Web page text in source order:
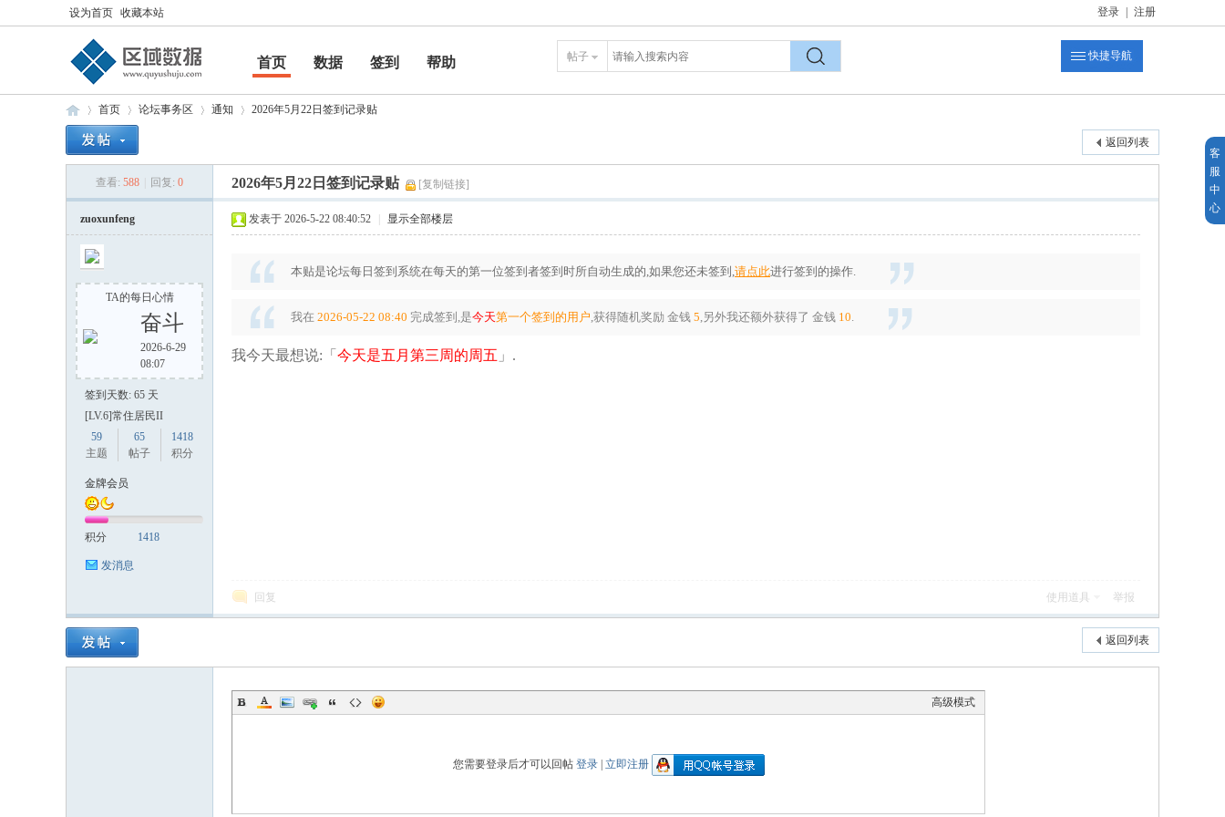
设为首页 收藏本站 登录 注册
首页 数据 签到
帮助
帮助
帖子
快捷导航
域
首页
›
论坛事务区 通知
›
2026年5月22日签到记录贴
返回列表
查看: 588 回复: 0 2026年5月22日签到记录贴 [复制链接]
zuoxunfeng
TA的每日心情
奋斗
2026-6-29
08:07
签到天数: 65 天
[LV.6]常住居民II
59
主题
65
帖子
1418
积分
金牌会员
积分 1418
发消息
发表于 2026-5-22 08:40:52 显示全部楼层
本贴是论坛每日签到系统在每天的第一位签到者签到时所自动生成的,如果您还未签到,请点此进行签到的操作.
我在 2026-05-22 08:40 完成签到,是今天第一个签到的用户,获得随机奖励 金钱 5,另外我还额外获得了 金钱 10.
我今天最想说:「 今天是五月第三周的周五 」.
回复 使用道具 举报
返回列表
高级模式
您需要登录后才可以回帖 登录| 立即注册
客
服
中
心